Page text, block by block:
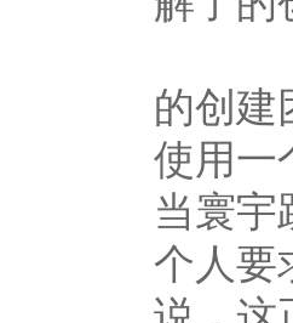
的创建
使用一
当寰宇
个人要